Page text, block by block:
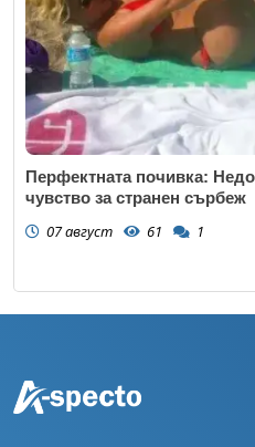
Перфектната почивка:
чувство за странен сърбеж
07 август 61 1